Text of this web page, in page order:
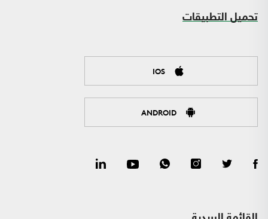
تحميل التطبيقات
IOS
ANDROID